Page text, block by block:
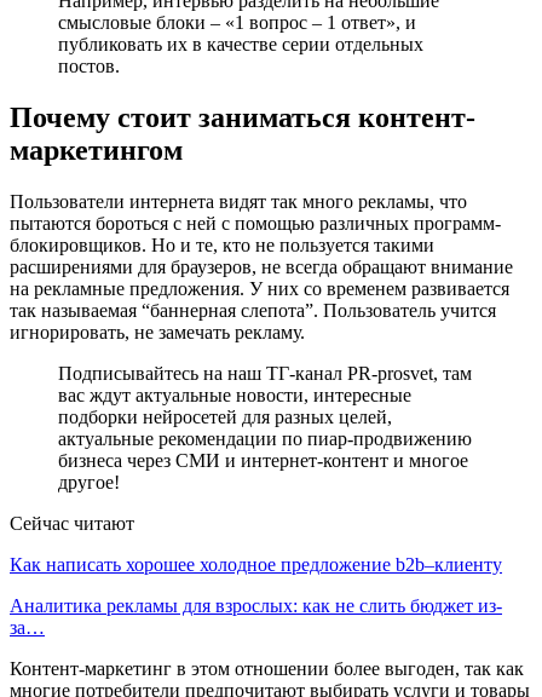
смысловые блоки – «1 вопрос – 1 ответ», и
публиковать их в качестве серии отдельных
постов.
Почему стоит заниматься контент-
маркетингом
Пользователи интернета видят так много рекламы, что
пытаются бороться с ней с помощью различных программ-
блокировщиков. Но и те, кто не пользуется такими
расширениями для браузеров, не всегда обращают внимание
на рекламные предложения. У них со временем развивается
так называемая “баннерная слепота”. Пользователь учится
игнорировать, не замечать рекламу.
Подписывайтесь на наш ТГ-канал PR-prosvet, там
вас ждут актуальные новости, интересные
подборки нейросетей для разных целей,
актуальные рекомендации по пиар-продвижению
бизнеса через СМИ и интернет-контент и многое
другое!
Сейчас читают
Как написать хорошее холодное предложение b2b–клиенту
Аналитика рекламы для взрослых: как не слить бюджет из-
за…
Контент-маркетинг в этом отношении более выгоден, так как
многие потребители предпочитают выбирать услуги и товары